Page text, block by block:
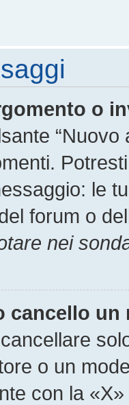
o
le
forum o
nei
cancello un
o un
con la